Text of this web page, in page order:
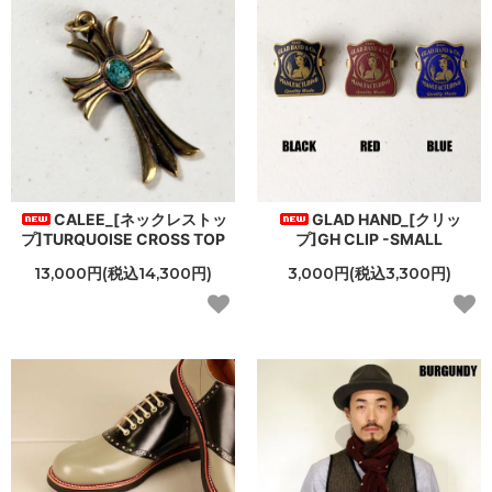
CALEE_[ネックレストッ
プ]TURQUOISE CROSS TOP
13,000円(税込14,300円)
GLAD HAND_[クリッ
プ]GH CLIP -SMALL
3,000円(税込3,300円)